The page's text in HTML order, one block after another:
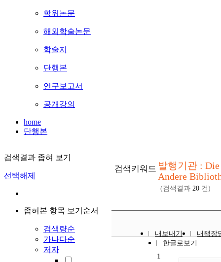
학위논문
해외학술논문
학술지
단행본
연구보고서
공개강의
home
단행본
검색결과 좁혀 보기
선택해제
좁혀본 항목 보기순서
검색량순
가나다순
저자
검색키워드 발행기관 : Die
Andere
(검색결과 20 건)
내보내기
내책장
한글로보기
1